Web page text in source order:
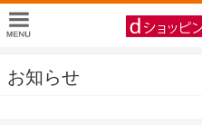
お知らせ